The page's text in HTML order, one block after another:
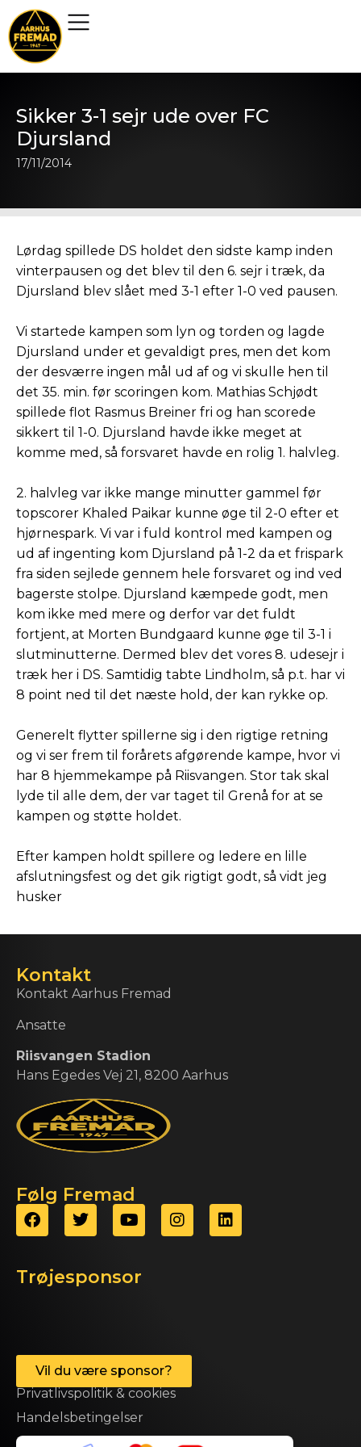
Sikker 3-1 sejr ude over FC
Djursland
17/11/2014
Lørdag spillede DS holdet den sidste kamp inden
vinterpausen og det blev til den 6. sejr i træk, da
Djursland blev slået med 3-1 efter 1-0 ved pausen.
Vi startede kampen som lyn og torden og lagde
Djursland under et gevaldigt pres, men det kom
der desværre ingen mål ud af og vi skulle hen til
det 35. min. før scoringen kom. Mathias Schjødt
spillede flot Rasmus Breiner fri og han scorede
sikkert til 1-0. Djursland havde ikke meget at
komme med, så forsvaret havde en rolig 1. halvleg.
2. halvleg var ikke mange minutter gammel før
topscorer Khaled Paikar kunne øge til 2-0 efter et
hjørnespark. Vi var i fuld kontrol med kampen og
ud af ingenting kom Djursland på 1-2 da et frispark
fra siden sejlede gennem hele forsvaret og ind ved
bagerste stolpe. Djursland kæmpede godt, men
kom ikke med mere og derfor var det fuldt
fortjent, at Morten Bundgaard kunne øge til 3-1 i
slutminutterne. Dermed blev det vores 8. udesejr i
træk her i DS. Samtidig tabte Lindholm, så p.t. har vi
8 point ned til det næste hold, der kan rykke op.
Generelt flytter spillerne sig i den rigtige retning
og vi ser frem til forårets afgørende kampe, hvor vi
har 8 hjemmekampe på Riisvangen. Stor tak skal
lyde til alle dem, der var taget til Grenå for at se
kampen og støtte holdet.
Efter kampen holdt spillere og ledere en lille
afslutningsfest og det gik rigtigt godt, så vidt jeg
husker
Kontakt
Kontakt Aarhus Fremad
Ansatte
Riisvangen Stadion
Hans Egedes Vej 21, 8200 Aarhus
Følg Fremad
Trøjesponsor
Vil du være sponsor?
Privatlivspolitik & cookies
Handelsbetingelser